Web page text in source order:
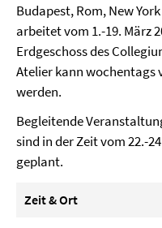
Budapest, Rom, New
arbeitet vom 1.-19. März
Erdgeschoss des
Atelier kann wochentags
werden.
Begleitende
sind in der Zeit vom 22.-
geplant.
Zeit & Ort